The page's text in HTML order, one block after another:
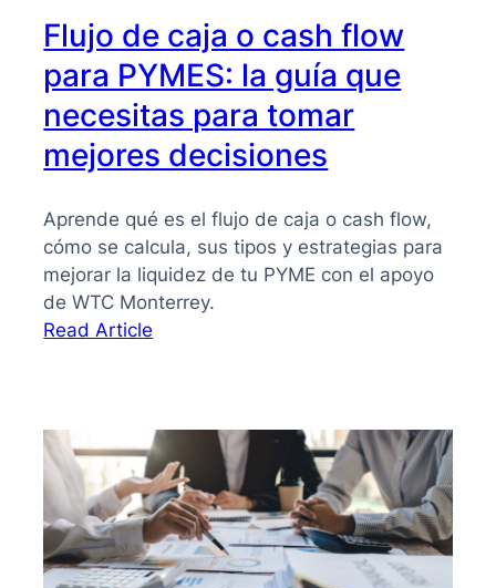
Flujo de caja o cash flow
para PYMES: la guía que
necesitas para tomar
mejores decisiones
Aprende qué es el flujo de caja o cash flow,
cómo se calcula, sus tipos y estrategias para
mejorar la liquidez de tu PYME con el apoyo
de WTC Monterrey.
Read Article
o
cash
flow
para
PYMES:
la